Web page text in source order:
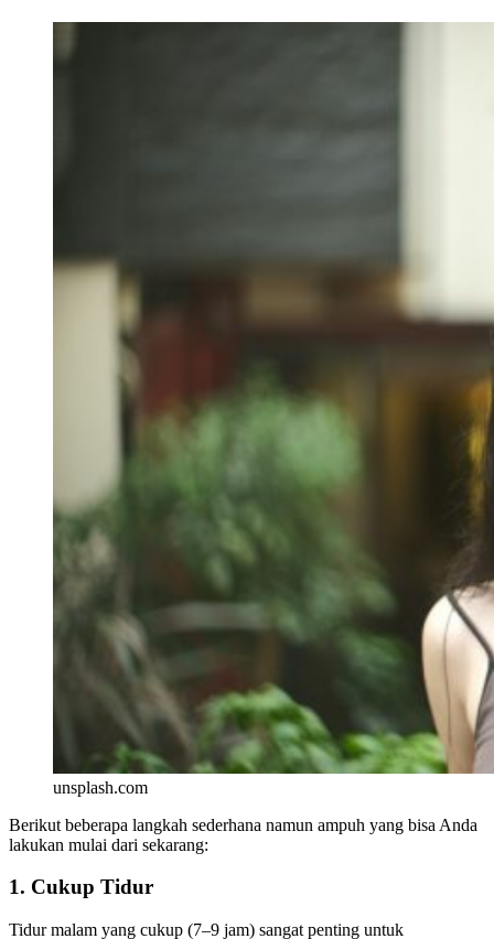
unsplash.com
Berikut beberapa langkah sederhana namun ampuh yang bisa Anda
lakukan mulai dari sekarang:
1. Cukup Tidur
Tidur malam yang cukup (7–9 jam) sangat penting untuk